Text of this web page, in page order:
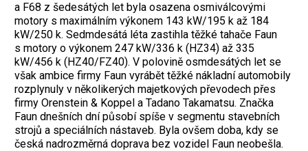
a F68 z šedesátých let byla osazena osmiválcovými
motory s maximálním výkonem 143 kW/195 k až 184
kW/250 k. Sedmdesátá léta zastihla těžké tahače Faun
s motory o výkonem 247 kW/336 k (HZ34) až 335
kW/456 k (HZ40/FZ40). V polovině osmdesátých let se
však ambice firmy Faun vyrábět těžké nákladní automobily
rozplynuly v několikerých majetkových převodech přes
firmy Orenstein & Koppel a Tadano Takamatsu. Značka
Faun dnešních dní působí spíše v segmentu stavebních
strojů a speciálních nástaveb. Byla ovšem doba, kdy se
česká nadrozměrná doprava bez vozidel Faun neobešla.